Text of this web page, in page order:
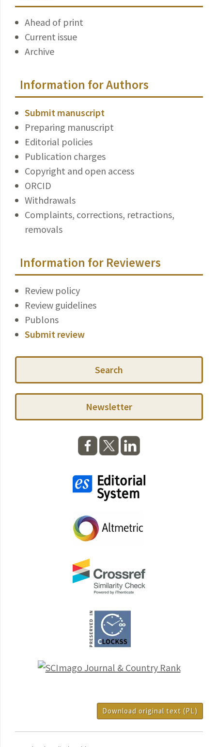
Ahead of print
Current issue
Archive
Information for Authors
Submit manuscript
Preparing manuscript
Editorial policies
Publication charges
Copyright and open access
ORCID
Withdrawals
Complaints, corrections, retractions,
removals
Information for Reviewers
Review policy
Review guidelines
Publons
Submit review
Search
Newsletter
Download original text (PL)